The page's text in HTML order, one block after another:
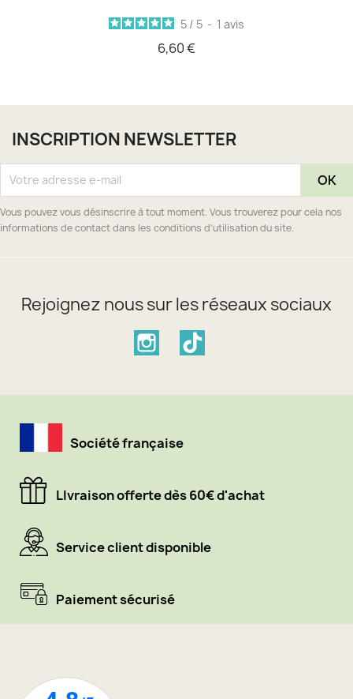
5 / 5 - 1 avis
6,60 €
INSCRIPTION NEWSLETTER
Vous pouvez vous désinscrire à tout moment. Vous trouverez pour cela nos
informations de contact dans les conditions d'utilisation du site.
Rejoignez nous sur les réseaux sociaux
Instagram
Société française
LIvraison offerte dès 60€ d'achat
Service client disponible
Paiement sécurisé